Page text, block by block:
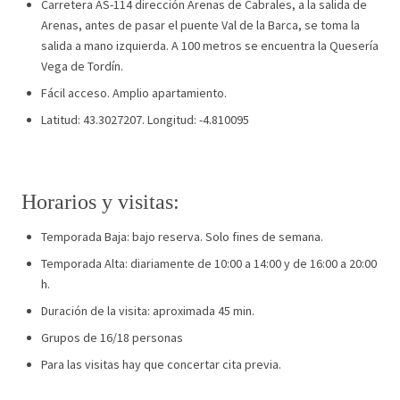
Carretera AS-114 dirección Arenas de Cabrales, a la salida de
Arenas, antes de pasar el puente Val de la Barca, se toma la
salida a mano izquierda. A 100 metros se encuentra la Quesería
Vega de Tordín.
Fácil acceso. Amplio apartamiento.
Latitud: 43.3027207. Longitud: -4.810095
Horarios y visitas:
Temporada Baja: bajo reserva. Solo fines de semana.
Temporada Alta: diariamente de 10:00 a 14:00 y de 16:00 a 20:00
h.
Duración de la visita: aproximada 45 min.
Grupos de 16/18 personas
Para las visitas hay que concertar cita previa.